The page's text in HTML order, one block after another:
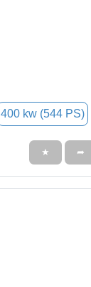
400 kw (544 PS)
★ ➦